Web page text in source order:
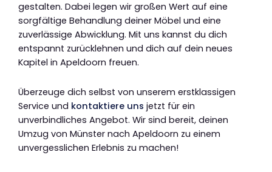
gestalten. Dabei legen wir großen Wert auf eine
sorgfältige Behandlung deiner Möbel und eine
zuverlässige Abwicklung. Mit uns kannst du dich
entspannt zurücklehnen und dich auf dein neues
Kapitel in Apeldoorn freuen.
Überzeuge dich selbst von unserem erstklassigen
Service und kontaktiere uns jetzt für ein
unverbindliches Angebot. Wir sind bereit, deinen
Umzug von Münster nach Apeldoorn zu einem
unvergesslichen Erlebnis zu machen!